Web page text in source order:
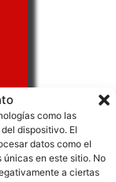
como las
dispositivo. El
datos como el
en este sitio. No
a ciertas